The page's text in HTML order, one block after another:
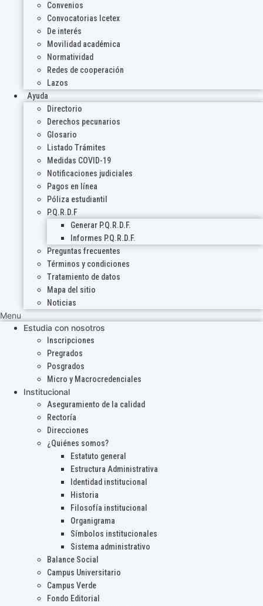
Convenios
Convocatorias Icetex
De interés
Movilidad académica
Normatividad
Redes de cooperación
Lazos
Ayuda
Directorio
Derechos pecunarios
Glosario
Listado Trámites
Medidas COVID-19
Notificaciones judiciales
Pagos en línea
Póliza estudiantil
P.Q.R.D.F
Generar P.Q.R.D.F.
Informes P.Q.R.D.F.
Preguntas frecuentes
Términos y condiciones
Tratamiento de datos
Mapa del sitio
Noticias
Menu
Estudia con nosotros
Inscripciones
Pregrados
Posgrados
Micro y Macrocredenciales
Institucional
Aseguramiento de la calidad
Rectoría
Direcciones
¿Quiénes somos?
Estatuto general
Estructura Administrativa
Identidad institucional
Historia
Filosofía institucional
Organigrama
Símbolos institucionales
Sistema administrativo
Balance Social
Campus Universitario
Campus Verde
Fondo Editorial